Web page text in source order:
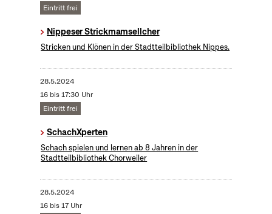
Eintritt frei
Nippeser Strickmamsellcher
Stricken und Klönen in der Stadtteilbibliothek Nippes.
28.5.2024
16 bis 17:30 Uhr
Eintritt frei
SchachXperten
Schach spielen und lernen ab 8 Jahren in der
Stadtteilbibliothek Chorweiler
28.5.2024
16 bis 17 Uhr